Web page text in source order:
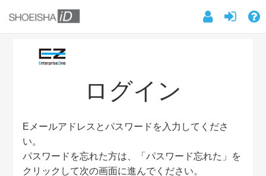
ログイン
Eメールアドレスとパスワードを入力してくださ
い。
パスワードを忘れた方は、「パスワード忘れた」を
クリックして次の画面に進んでください。